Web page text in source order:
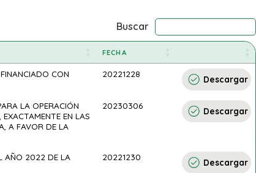
Buscar
FECHA
CON
20221228
Descargar
LA OPERACIÓN
EN LAS
A FAVOR DE LA
20230306
Descargar
AÑO 2022 DE LA
20221230
Descargar